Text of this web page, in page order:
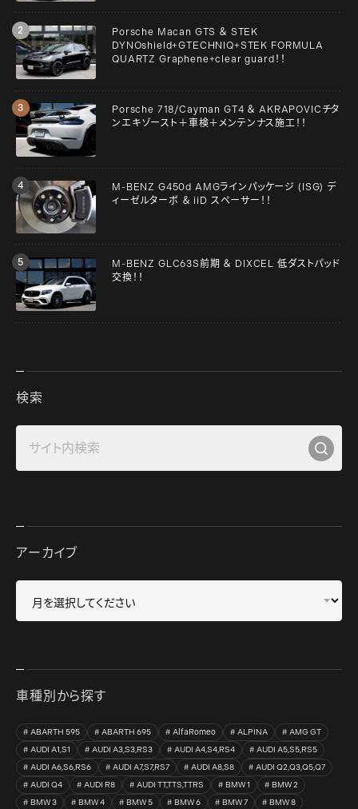
Porsche Macan GTS ＆ STEK
DYNOshield+GTECHNIQ+STEK FORMULA
QUARTZ Graphene+clear guard！！
Porsche 718/Cayman GT4 ＆ AKRAPOVICチタ
ンエキゾースト＋車検＋メンテンナス施工！！
M-BENZ G450d AMGラインパッケージ (ISG) デ
ィーゼルターボ ＆ iiD スペーサー！！
M-BENZ GLC63S前期 ＆ DIXCEL 低ダストパッド
交換！！
検索
アーカイブ
車種別から探す
ABARTH 595 ABARTH 695 AlfaRomeo ALPINA
AMG GT
AUDI A1,S1
AUDI A3,S3,RS3 AUDI A4,S4,RS4
AUDI A5,S5,RS5
AUDI A6,S6,RS6
AUDI A7,S7,RS7 AUDI A8,S8
AUDI Q2,Q3,Q5,Q7
AUDI Q4
AUDI R8 AUDI TT,TTS,TTRS BMW 1
BMW 2
BMW 3
BMW 4 BMW 5 BMW 6 BMW 7 BMW 8